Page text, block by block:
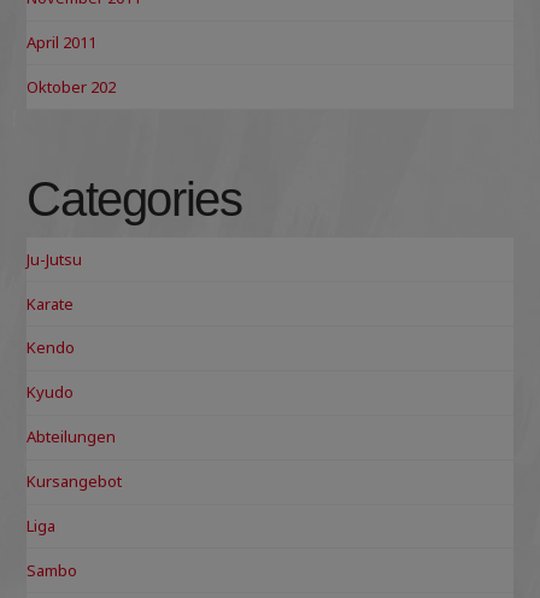
April 2011
Oktober 202
Categories
Ju-Jutsu
Karate
Kendo
Kyudo
Abteilungen
Kursangebot
Liga
Sambo